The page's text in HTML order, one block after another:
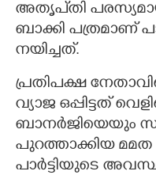
അതൃപ്‌തി പരസ്യമായി
ബാക്കി പത്രമാണ്
നയിച്ചത്.
പ്രതിപക്ഷ
വ്യാജ ഒപ്പിട്ടത്
ബാനർജിയെയും
പുറത്താക്കിയ മമത
പാർട്ടിയുടെ അവസ്ഥ